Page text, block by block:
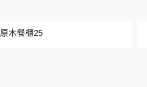
原木餐櫃25